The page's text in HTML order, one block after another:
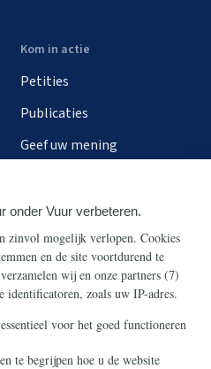
Kom in actie
Petities
Publicaties
Geef uw mening
Info
Contact
Ontvang onze Telegram-
berichten